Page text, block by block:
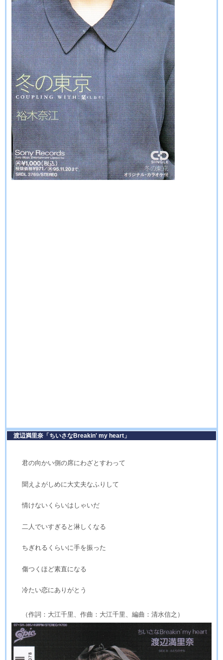
渡辺満里奈「ちいさなBreakin' my heart」
君の向かい側の席にわざとすわって
聞えよがしめに大丈夫なふりして
情けないくらいはしゃいだ
二人でいすぎると淋しくなる
ちぎれるくらいに手を振った
傷つくほど素直になる
冷たい恋にありがとう
（作詞：大江千里、作曲：大江千里、編曲：清水信之）